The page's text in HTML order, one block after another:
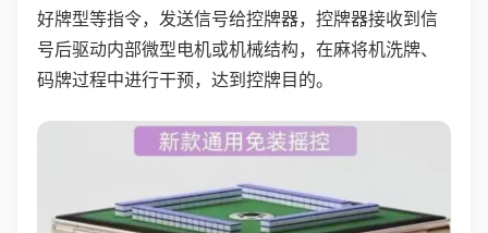
好牌型等指令，发送信号给控牌器，控牌器接收到信
号后驱动内部微型电机或机械结构，在麻将机洗牌、
码牌过程中进行干预，达到控牌目的。